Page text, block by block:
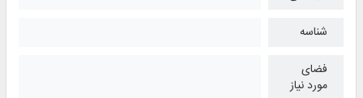
شناسه
فضای
مورد نیاز